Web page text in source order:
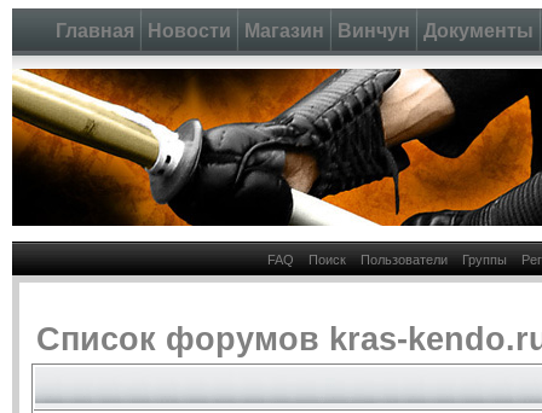
Главная Новости Магазин Винчун Документы
FAQ Поиск Пользователи Группы
Список форумов kras-